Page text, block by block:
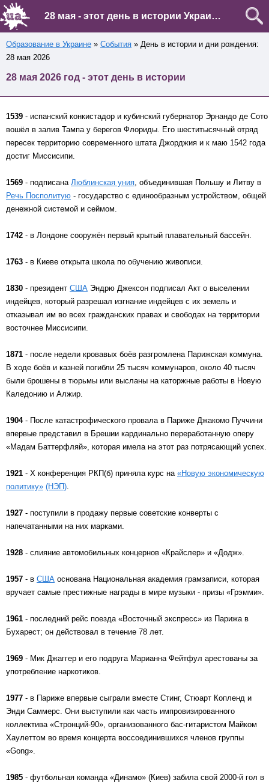
28 мая - этот день в истории Украины и мира
Образование в Украине » События » День в истории и дни рождения:
28 мая 2026
28 мая 2026 год - этот день в истории
1539 - испанский конкистадор и кубинский губернатор Эрнандо де Сото
вошёл в залив Тампа у берегов Флориды. Его шеститысячный отряд
пересек территорию современного штата Джорджия и к маю 1542 года
достиг Миссисипи.
1569 - подписана Люблинская уния, объединившая Польшу и Литву в
Речь Посполитую - государство с единообразным устройством, общей
денежной системой и сеймом.
1742 - в Лондоне сооружён первый крытый плавательный бассейн.
1763 - в Киеве открыта школа по обучению живописи.
1830 - президент США Эндрю Джексон подписал Акт о выселении
индейцев, который разрешал изгнание индейцев с их земель и
отказывал им во всех гражданских правах и свободах на территории
восточнее Миссисипи.
1871 - после недели кровавых боёв разгромлена Парижская коммуна.
В ходе боёв и казней погибли 25 тысяч коммунаров, около 40 тысяч
были брошены в тюрьмы или высланы на каторжные работы в Новую
Каледонию и Алжир.
1904- После катастрофического провала в Париже Джакомо Пуччини
впервые представил в Брешии кардинально переработанную оперу
«Мадам Баттерфляй», которая имела на этот раз потрясающий успех.
1921 - X конференция РКП(б) приняла курс на «Новую экономическую
политику» (НЭП).
1927 - поступили в продажу первые советские конверты с
напечатанными на них марками.
1928 - слияние автомобильных концернов «Крайслер» и «Додж».
1957 - в США основана Национальная академия грамзаписи, которая
вручает самые престижные награды в мире музыки - призы «Грэмми».
1961 - последний рейс поезда «Восточный экспресс» из Парижа в
Бухарест; он действовал в течение 78 лет.
1969 - Мик Джаггер и его подруга Марианна Фейтфул арестованы за
употребление наркотиков.
1977 - в Париже впервые сыграли вместе Стинг, Стюарт Копленд и
Энди Саммерс. Они выступили как часть импровизированного
коллектива «Стронций-90», организованного бас-гитаристом Майком
Хаулеттом во время концерта воссоединившихся членов группы
«Gong».
1985 - футбольная команда «Динамо» (Киев) забила свой 2000-й гол в